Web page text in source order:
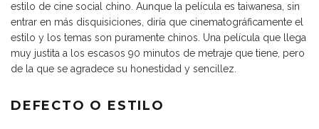
estilo de cine social chino. Aunque la película es taiwanesa, sin
entrar en más disquisiciones, diría que cinematográficamente el
estilo y los temas son puramente chinos. Una película que llega
muy justita a los escasos 90 minutos de metraje que tiene, pero
de la que se agradece su honestidad y sencillez.
DEFECTO O ESTILO